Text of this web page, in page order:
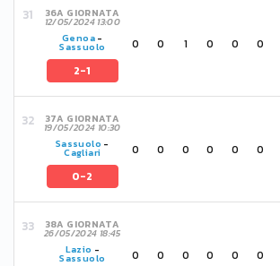
36A GIORNATA
12/05/2024 13:00
Genoa-
Sassuolo
2-1
0 0 1 0 0 0
37A GIORNATA
19/05/2024 10:30
Sassuolo -
Cagliari
0-2
0 0 0 0 0 0
38A GIORNATA
26/05/2024 18:45
Lazio -
Sassuolo 0 0 0 0 0 0